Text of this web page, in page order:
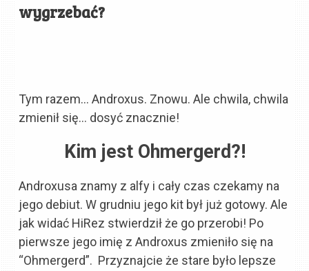
wygrzebać?
Tym razem… Androxus. Znowu. Ale chwila, chwila
zmienił się… dosyć znacznie!
Kim jest Ohmergerd?!
Androxusa znamy z alfy i cały czas czekamy na
jego debiut. W grudniu jego kit był już gotowy. Ale
jak widać HiRez stwierdził że go przerobi! Po
pierwsze jego imię z Androxus zmieniło się na
“Ohmergerd”. Przyznajcie że stare było lepsze